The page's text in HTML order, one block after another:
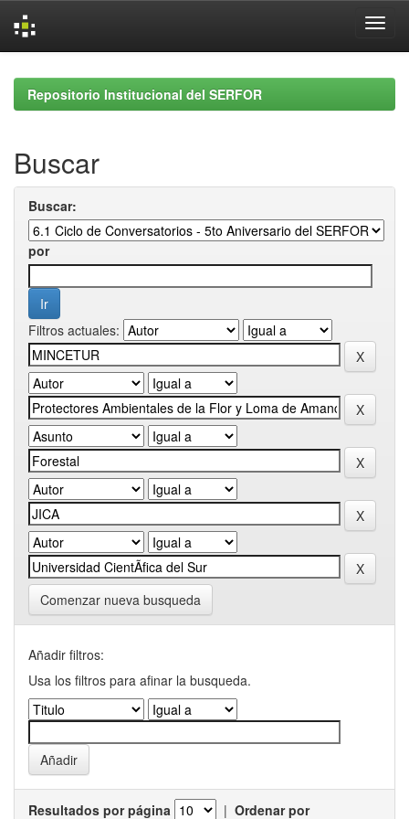
navigationRepositorio Institucional del SERFOR
Buscar
Buscar:
por
Filtros actuales:
Comenzar nueva busqueda
Añadir filtros:
Usa los filtros para afinar la busqueda.
Resultados por página | Ordenar por